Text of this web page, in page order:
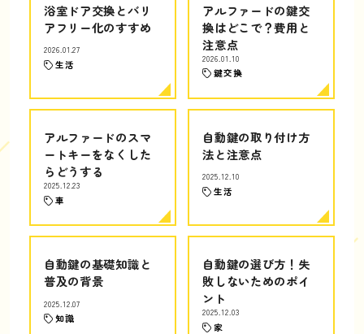
浴室ドア交換とバリ
アフリー化のすすめ
2026.01.27
生活
アルファードの鍵交
換はどこで？費用と
注意点
2026.01.10
鍵交換
アルファードのスマ
ートキーをなくした
らどうする
2025.12.23
車
自動鍵の取り付け方
法と注意点
2025.12.10
生活
自動鍵の基礎知識と
普及の背景
2025.12.07
知識
自動鍵の選び方！失
敗しないためのポイ
ント
2025.12.03
家